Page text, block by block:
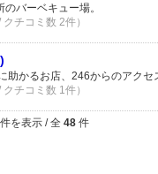
バーベキュー場。
チコミ数 2件）
助かるお店、246からのアクセ
チコミ数 1件）
件を表示 / 全 48 件